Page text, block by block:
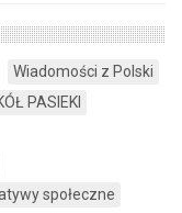
Wiadomości z Polski
PASIEKI
społeczne